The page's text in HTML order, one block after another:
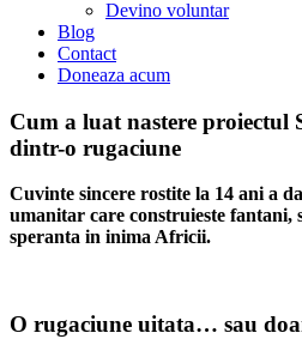
Devino voluntar
Blog
Contact
Doneaza acum
Cum a luat nastere proiectul
dintr-o rugaciune
Cuvinte sincere rostite la 14 ani a
umanitar care construieste fantani,
speranta in inima Africii.
O rugaciune uitata… sau